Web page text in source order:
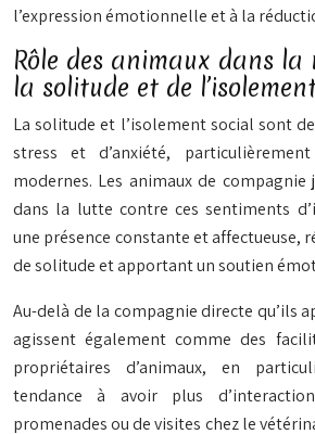
l’expression émotionnelle et à la
Rôle des animaux dans la
la solitude et de
La solitude et l’isolement social sont
stress et d’anxiété,
modernes. Les animaux de
dans la lutte contre ces sentiments
une présence constante et affectueuse,
de solitude et apportant un soutien
Au-delà de la compagnie directe qu’ils
agissent également comme des
propriétaires d’animaux, en
tendance à avoir plus
promenades ou de visites chez le